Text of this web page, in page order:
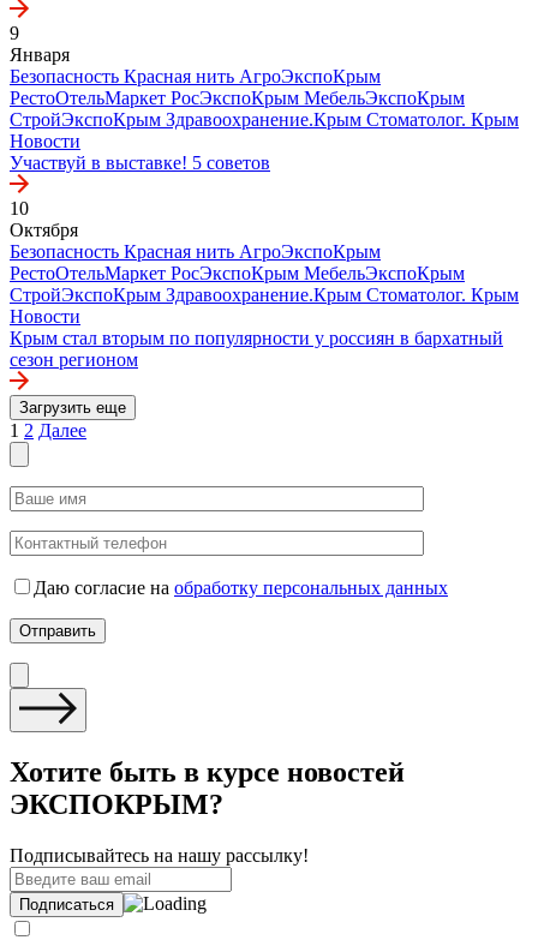
9
Января
Безопасность Красная нить АгроЭкспоКрым
РестоОтельМаркет РосЭкспоКрым МебельЭкспоКрым
СтройЭкспоКрым Здравоохранение.Крым Стоматолог. Крым
Новости
Участвуй в выставке! 5 советов
10
Октября
Безопасность Красная нить АгроЭкспоКрым
РестоОтельМаркет РосЭкспоКрым МебельЭкспоКрым
СтройЭкспоКрым Здравоохранение.Крым Стоматолог. Крым
Новости
Крым стал вторым по популярности у россиян в бархатный
сезон регионом
Загрузить еще
Пагинация
записей
1 2 Далее
Даю согласие на обработку персональных данных
Хотите быть в курсе новостей
ЭКСПОКРЫМ?
Подписывайтесь на нашу рассылку!